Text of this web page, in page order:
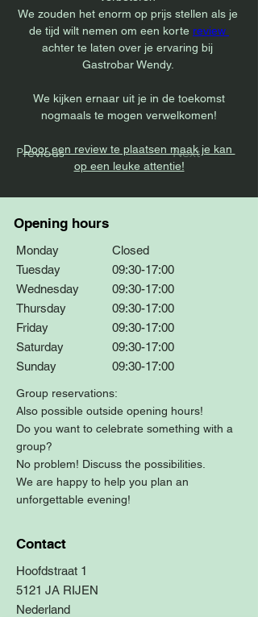
Previous Next
We zouden het enorm op prijs stellen als je
de tijd wilt nemen om een korte review
achter te laten over je ervaring bij
Gastrobar Wendy.
nogmaals te mogen verwelkomen!
Door een review te plaatsen maak je kan
op een leuke attentie!
Opening hours
Monday
Tuesday
Wednesday
Thursday
Friday
Saturday
Sunday
Closed
09:30-17:00
09:30-17:00
09:30-17:00
09:30-17:00
09:30-17:00
09:30-17:00
Group reservations:
Also possible outside opening hours!
Do you want to celebrate something with a
group?
No problem! Discuss the possibilities.
We are happy to help you plan an
unforgettable evening!
Contact
Hoofdstraat 1
5121 JA RIJEN
Nederland